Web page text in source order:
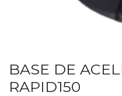
BASE DE
RAPID150